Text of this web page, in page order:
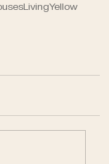
LivingYellow